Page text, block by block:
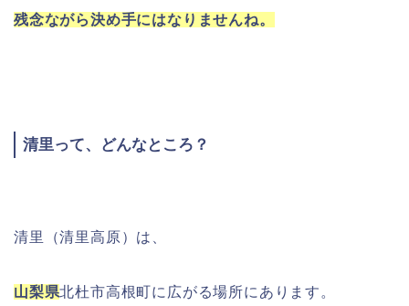
残念ながら決め手にはなりませんね。
清里って、どんなところ？
清里（清里高原）は、
山梨県北杜市高根町に広がる場所にあります。